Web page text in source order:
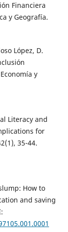
Financiera
y Geografía.
López, D.
y
Literacy and
for
35-44.
How to
and saving